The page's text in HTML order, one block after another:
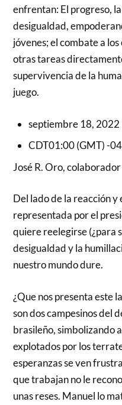
enfrentan: El progreso,
desigualdad,
jóvenes; el combate a
otras tareas
supervivencia de la
juego.
septiembre 18, 2022
CDT01:00 (GMT) -
José R. Oro,
Del lado de la reacción
representada por el
quiere reelegirse (¿para
desigualdad y la
nuestro mundo dure.
¿Que nos presenta este
son dos campesinos del
brasileño, simbolizando
explotados por los
esperanzas se ven
que trabajan no le
unas reses. Manuel lo